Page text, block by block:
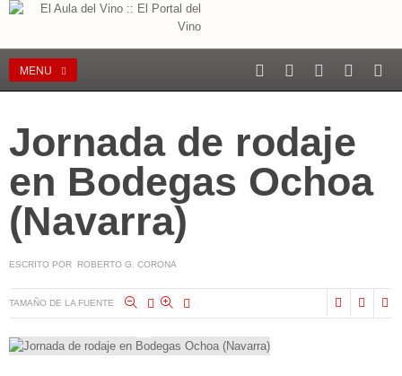
MENU
Jornada de rodaje
en Bodegas Ochoa
(Navarra)
ESCRITO POR ROBERTO G. CORONA
TAMAÑO DE LA FUENTE